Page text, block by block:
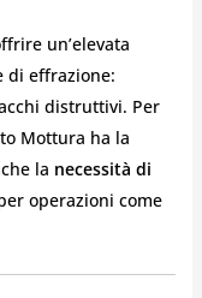
un’elevata
di effrazione:
distruttivi. Per
Mottura ha la
la necessità di
operazioni come